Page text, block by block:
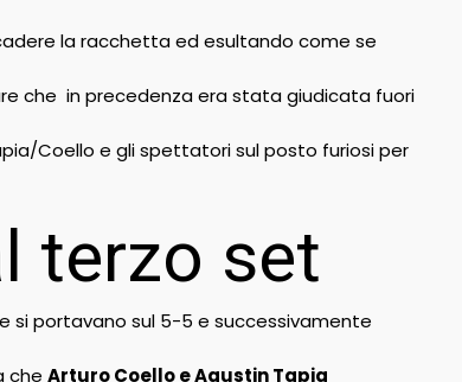
la racchetta ed esultando come se
che in precedenza era stata giudicata fuori
Coello e gli spettatori sul posto furiosi per
terzo set
si portavano sul 5-5 e successivamente
che Arturo Coello e Agustin Tapia